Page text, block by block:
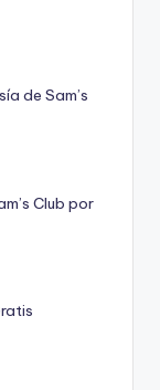
de Sam’s
Club por